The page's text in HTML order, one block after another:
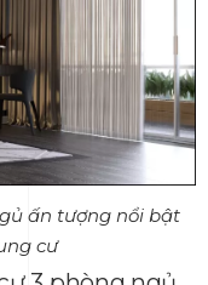
ấn tượng nổi bật
cư